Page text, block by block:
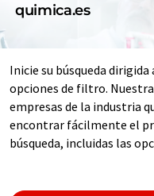
quimica.es
Inicie su búsqueda
opciones de filtro. Nuestra
empresas de la industria
encontrar fácilmente el
búsqueda, incluidas las